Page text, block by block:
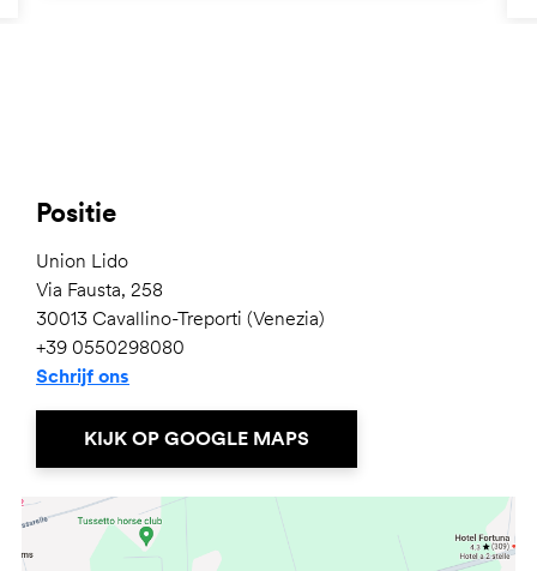
Positie
Union Lido
Via Fausta, 258
30013 Cavallino-Treporti (Venezia)
+39 0550298080
Schrijf ons
KIJK OP GOOGLE MAPS